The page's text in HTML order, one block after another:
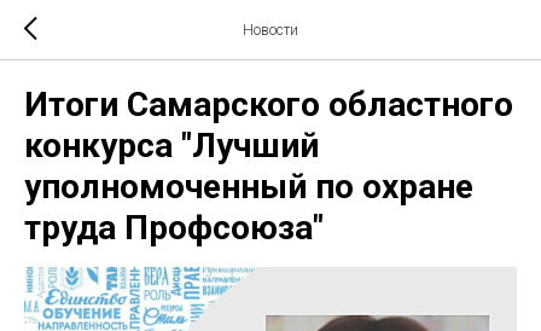
Новости
Итоги Самарского областного
конкурса "Лучший
уполномоченный по охране
труда Профсоюза"